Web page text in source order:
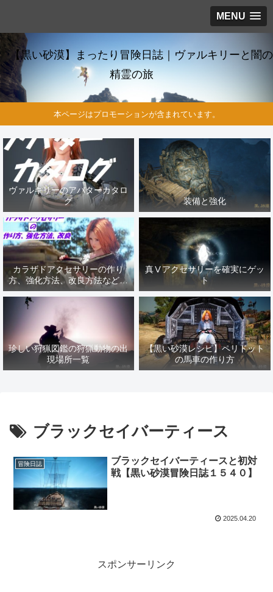
MENU
【黒い砂漠】まったり冒険日誌｜ヴァルキリーと闇の
精霊の旅
本ページはプロモーションが含まれています。
ヴァルキリーのアバターカタロ
グ
装備と強化
カラザドアクセサリーの作り
方、強化方法、改良方法などま
とめ【黒い砂漠冒険日誌１４１
真Ⅴアクセサリーを確実にゲッ
ト
珍しい狩猟図鑑の狩猟動物の出
現場所一覧
【黒い砂漠レシピ】ペリドット
の馬車の作り方
ブラックセイバーティース
冒険日誌
ブラックセイバーティースと初対
戦【黒い砂漠冒険日誌１５４０】
2025.04.20
スポンサーリンク